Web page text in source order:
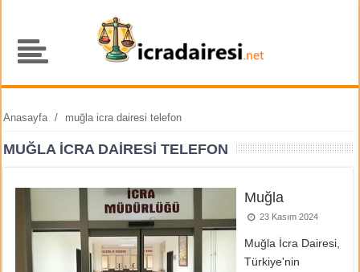
Anasayfa / muğla icra dairesi telefon
MUĞLA ICRA DAIRESI TELEFON
Muğla
23 Kasım 2024
Muğla İcra Dairesi,
Türkiye'nin